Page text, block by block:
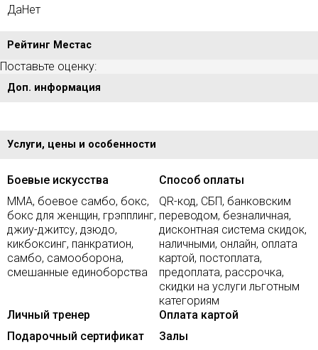
ДаНет
Рейтинг Местас
Поставьте оценку:
Доп. информация
Услуги, цены и особенности
Боевые искусства
MMA, боевое самбо, бокс,
бокс для женщин, грэпплинг,
джиу-джитсу, дзюдо,
кикбоксинг, панкратион,
самбо, самооборона,
смешанные единоборства
Способ оплаты
QR-код, СБП, банковским
переводом, безналичная,
дисконтная система скидок,
наличными, онлайн, оплата
картой, постоплата,
предоплата, рассрочка,
скидки на услуги льготным
категориям
Личный тренер
Оплата картой
Подарочный сертификат
Залы